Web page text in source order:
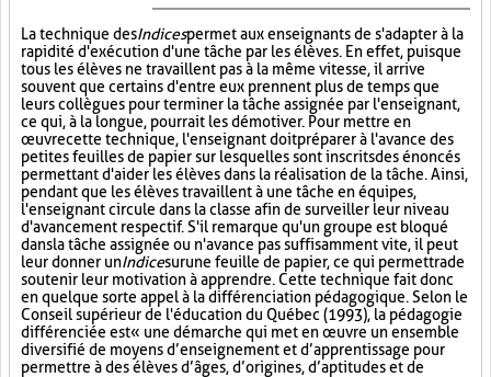
La technique desIndicespermet aux enseignants de s'adapter à la
rapidité d'exécution d'une tâche par les élèves. En effet, puisque
tous les élèves ne travaillent pas à la même vitesse, il arrive
souvent que certains d'entre eux prennent plus de temps que
leurs collègues pour terminer la tâche assignée par l'enseignant,
ce qui, à la longue, pourrait les démotiver. Pour mettre en
œuvre cette technique, l'enseignant doit préparer à l'avance des
petites feuilles de papier sur lesquelles sont inscrits des énoncés
permettant d'aider les élèves dans la réalisation de la tâche. Ainsi,
pendant que les élèves travaillent à une tâche en équipes,
l'enseignant circule dans la classe afin de surveiller leur niveau
d'avancement respectif. S'il remarque qu'un groupe est bloqué
dans la tâche assignée ou n'avance pas suffisamment vite, il peut
leur donner unIndicesurune feuille de papier, ce qui permettra de
soutenir leur motivation à apprendre. Cette technique fait donc
en quelque sorte appel à la différenciation pédagogique. Selon le
Conseil supérieur de l'éducation du Québec (1993), la pédagogie
différenciée est « une démarche qui met en œuvre un ensemble
diversifié de moyens d’enseignement et d’apprentissage pour
permettre à des élèves d’âges, d’origines, d’aptitudes et de